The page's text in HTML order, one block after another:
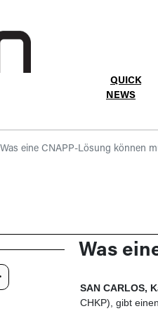
QUICK
NEWS
Was eine CNAPP-Lösung können
Was
SAN CARLOS,
CHKP), gibt